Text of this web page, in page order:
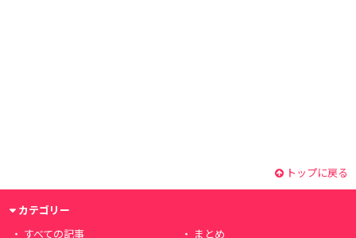
トップに戻る
カテゴリー
すべての記事
まとめ